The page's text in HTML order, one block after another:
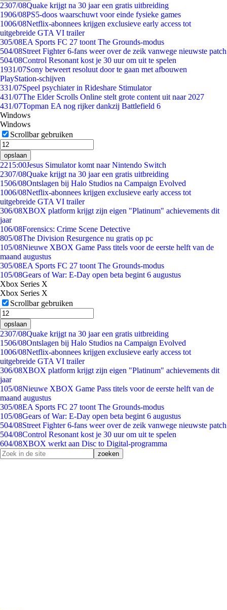
2307/08Quake krijgt na 30 jaar een gratis uitbreiding
1906/08PS5-doos waarschuwt voor einde fysieke games
1006/08Netflix-abonnees krijgen exclusieve early access tot
uitgebreide GTA VI trailer
305/08EA Sports FC 27 toont The Grounds-modus
504/08Street Fighter 6-fans weer over de zeik vanwege nieuwste patch
504/08Control Resonant kost je 30 uur om uit te spelen
1931/07Sony beweert resoluut door te gaan met afbouwen
PlayStation-schijven
331/07Speel psychiater in Rideshare Stimulator
431/07The Elder Scrolls Online stelt grote content uit naar 2027
431/07Topman EA nog rijker dankzij Battlefield 6
Windows
Windows
Scrollbar gebruiken
opslaan
2215:00Jesus Simulator komt naar Nintendo Switch
2307/08Quake krijgt na 30 jaar een gratis uitbreiding
1506/08Ontslagen bij Halo Studios na Campaign Evolved
1006/08Netflix-abonnees krijgen exclusieve early access tot
uitgebreide GTA VI trailer
306/08XBOX platform krijgt zijn eigen "Platinum" achievements dit
jaar
106/08Forensics: Crime Scene Detective
805/08The Division Resurgence nu gratis op pc
105/08Nieuwe XBOX Game Pass titels voor de eerste helft van de
maand augustus
305/08EA Sports FC 27 toont The Grounds-modus
105/08Gears of War: E-Day open beta begint 6 augustus
Xbox Series X
Xbox Series X
Scrollbar gebruiken
opslaan
2307/08Quake krijgt na 30 jaar een gratis uitbreiding
1506/08Ontslagen bij Halo Studios na Campaign Evolved
1006/08Netflix-abonnees krijgen exclusieve early access tot
uitgebreide GTA VI trailer
306/08XBOX platform krijgt zijn eigen "Platinum" achievements dit
jaar
105/08Nieuwe XBOX Game Pass titels voor de eerste helft van de
maand augustus
305/08EA Sports FC 27 toont The Grounds-modus
105/08Gears of War: E-Day open beta begint 6 augustus
504/08Street Fighter 6-fans weer over de zeik vanwege nieuwste patch
504/08Control Resonant kost je 30 uur om uit te spelen
604/08XBOX werkt aan Disc to Digital-programma